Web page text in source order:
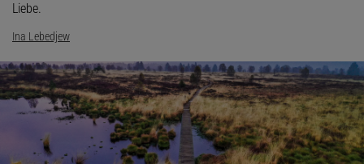
Liebe.
Ina Lebedjew